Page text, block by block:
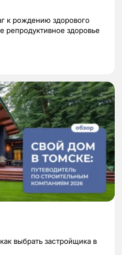
к рождению здорового
здоровье
выбрать застройщика в